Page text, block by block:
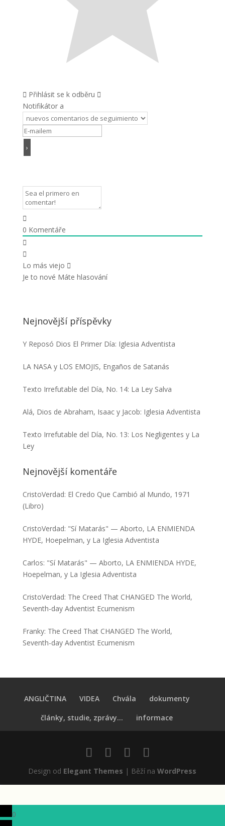
Přihlásit se k odběru
Notifikátor a
0 Komentáře
Lo más viejo
Je to nové Máte hlasování
Nejnovější příspěvky
Y Reposó Dios El Primer Día: Iglesia Adventista
LA NASA y LOS EMOJIS, Engaños de Satanás
Texto Irrefutable del Día, No. 14: La Ley Salva
Alá, Dios de Abraham, Isaac y Jacob: Iglesia Adventista
Texto Irrefutable del Día, No. 13: Los Negligentes y La
Ley
Nejnovější komentáře
CristoVerdad: El Credo Que Cambió al Mundo, 1971
(Libro)
CristoVerdad: "Sí Matarás" — Aborto, LA ENMIENDA
HYDE, Hoepelman, y La Iglesia Adventista
Carlos: "Sí Matarás" — Aborto, LA ENMIENDA HYDE,
Hoepelman, y La Iglesia Adventista
CristoVerdad: The Creed That CHANGED The World,
Seventh-day Adventist Ecumenism
Franky: The Creed That CHANGED The World,
Seventh-day Adventist Ecumenism
ANGLIČTINA VIDEA Chvála
dokumenty
články, studie, zprávy...
informace
Design od Elegant Themes | Běží naWordPress
0